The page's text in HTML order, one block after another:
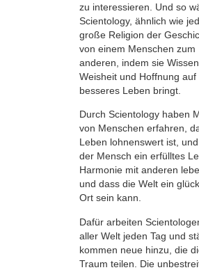
zu interessieren. Und so
Scientology, ähnlich wie
große Religion der
von einem Menschen zum
anderen, indem sie Wissen,
Weisheit und Hoffnung auf
besseres Leben bringt.
Durch Scientology haben
von Menschen erfahren,
Leben lohnenswert ist,
der Mensch ein erfülltes
Harmonie mit anderen
und dass die Welt ein
Ort sein kann.
Dafür arbeiten
aller Welt jeden Tag und
kommen neue hinzu, die
Traum teilen. Die